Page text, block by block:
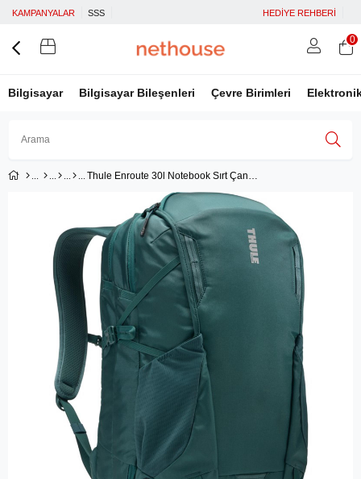
KAMPANYALAR SSS HEDİYE REHBERİ
Bilgisayar Bilgisayar Bileşenleri Çevre Birimleri
Facebook İle Bağlan
Google İle Bağlan
0
Thule Enroute 30l Notebook Sırt Çantası Mallard Green Ca.tebp4416mg